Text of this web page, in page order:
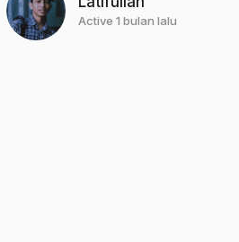
Active 1 bulan lalu